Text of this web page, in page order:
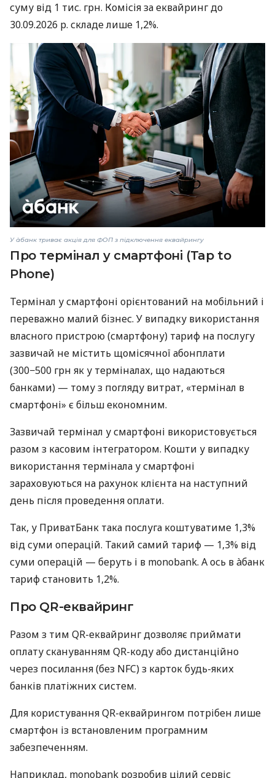
суму від 1 тис. грн. Комісія за еквайринг до
30.09.2026 р. складе лише 1,2%.
У àбанк триває акція для ФОП з підключення еквайрингу
Про термінал у смартфоні (Tap to
Phone)
Термінал у смартфоні орієнтований на мобільний і
переважно малий бізнес. У випадку використання
власного пристрою (смартфону) тариф на послугу
зазвичай не містить щомісячної абонплати
(300−500 грн як у терміналах, що надаються
банками) — тому з погляду витрат, «термінал в
смартфоні» є більш економним.
Зазвичай термінал у смартфоні використовується
разом з касовим інтегратором. Кошти у випадку
використання термінала у смартфоні
зараховуються на рахунок клієнта на наступний
день після проведення оплати.
Так, у ПриватБанк така послуга коштуватиме 1,3%
від суми операцій. Такий самий тариф — 1,3% від
суми операцій — беруть і в monobank. А ось в àбанк
тариф становить 1,2%.
Про QR-еквайринг
Разом з тим QR-еквайринг дозволяє приймати
оплату скануванням QR-коду або дистанційно
через посилання (без NFC) з карток будь-яких
банків платіжних систем.
Для користування QR-еквайрингом потрібен лише
смартфон із встановленим програмним
забезпеченням.
Наприклад, monobank розробив цілий сервіс